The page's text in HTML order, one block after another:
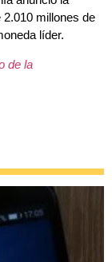
millones de
líder.
de la